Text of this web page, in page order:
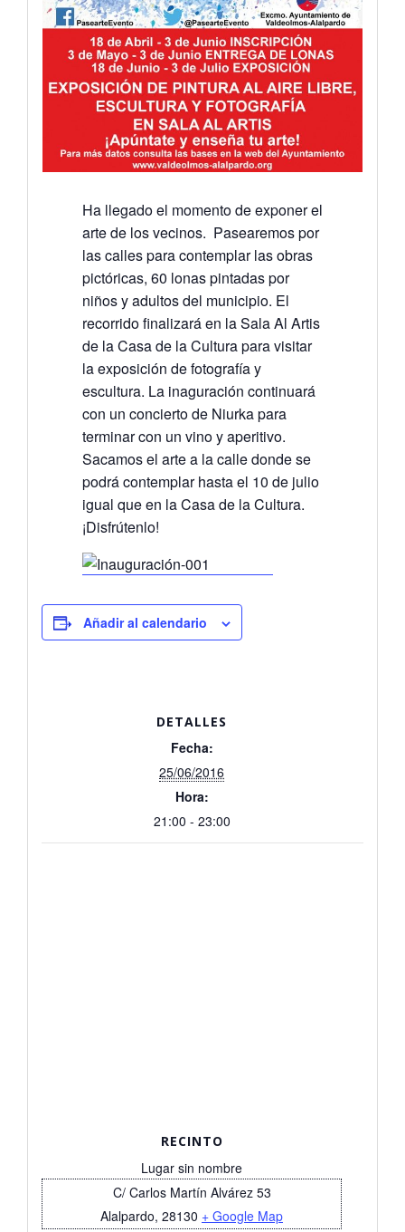
Ha llegado el momento de exponer el
arte de los vecinos. Pasearemos por
las calles para contemplar las obras
pictóricas, 60 lonas pintadas por
niños y adultos del municipio. El
recorrido finalizará en la Sala Al Artis
de la Casa de la Cultura para visitar
la exposición de fotografía y
escultura. La inaguración continuará
con un concierto de Niurka para
terminar con un vino y aperitivo.
Sacamos el arte a la calle donde se
podrá contemplar hasta el 10 de julio
igual que en la Casa de la Cultura.
¡Disfrútenlo!
Añadir al calendario
DETALLES
Fecha:
25/06/2016
Hora:
21:00 - 23:00
RECINTO
Lugar sin nombre
C/ Carlos Martín Alvárez 53
Alalpardo, 28130 + Google Map